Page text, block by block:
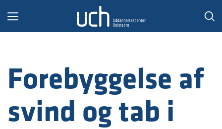
Toggle
Forebyggelse af
svind og tab i